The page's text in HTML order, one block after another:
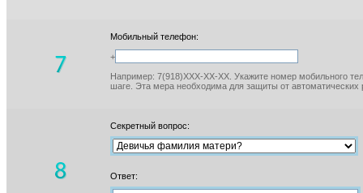
Мобильный телефон:
+
Например: 7(918)XXX-XX-XX. Укажите номер мобильного
шаге. Эта мера необходима для защиты от автоматических
Секретный вопрос:
Ответ: